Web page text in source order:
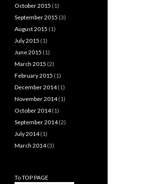
October 2015 (1)
September 2015 (3)
August 2015 (1)
July 2015 (1)
June 2015 (1)
March 2015 (2)
February 2015 (1)
December 2014(1)
November 2014(1)
October 2014(1)
September 2014(2)
July 2014(1)
March 2014(3)
To TOP PAGE